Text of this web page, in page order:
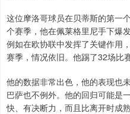
这位摩洛哥球员在贝蒂斯的第一
个赛季，他在佩莱格里尼手下爆
例如在欧协联中发挥了关键作用
赛季，情况依旧。他踢了32场比
他的数据非常出色，他的表现也
巴萨也不例外。他的回归可能是
快、有决断力，而且比离开时成